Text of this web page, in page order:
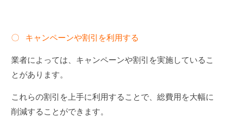
〇 キャンペーンや割引を利用する
業者によっては、キャンペーンや割引を実施しているこ
とがあります。
これらの割引を上手に利用することで、総費用を大幅に
削減することができます。